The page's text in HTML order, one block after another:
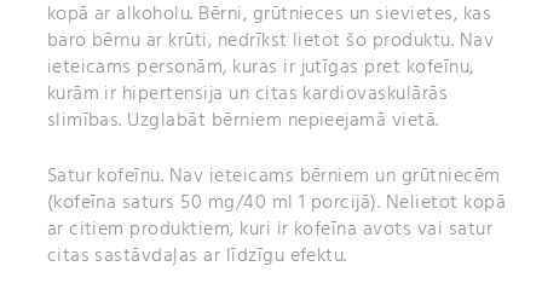
kopā ar alkoholu. Bērni, grūtnieces un sievietes, kas
baro bērnu ar krūti, nedrīkst lietot šo produktu. Nav
ieteicams personām, kuras ir jutīgas pret kofeīnu,
kurām ir hipertensija un citas kardiovaskulārās
slimības. Uzglabāt bērniem nepieejamā vietā.
Satur kofeīnu. Nav ieteicams bērniem un grūtniecēm
(kofeīna saturs 50 mg/40 ml 1 porcijā). Nelietot kopā
ar citiem produktiem, kuri ir kofeīna avots vai satur
citas sastāvdaļas ar līdzīgu efektu.